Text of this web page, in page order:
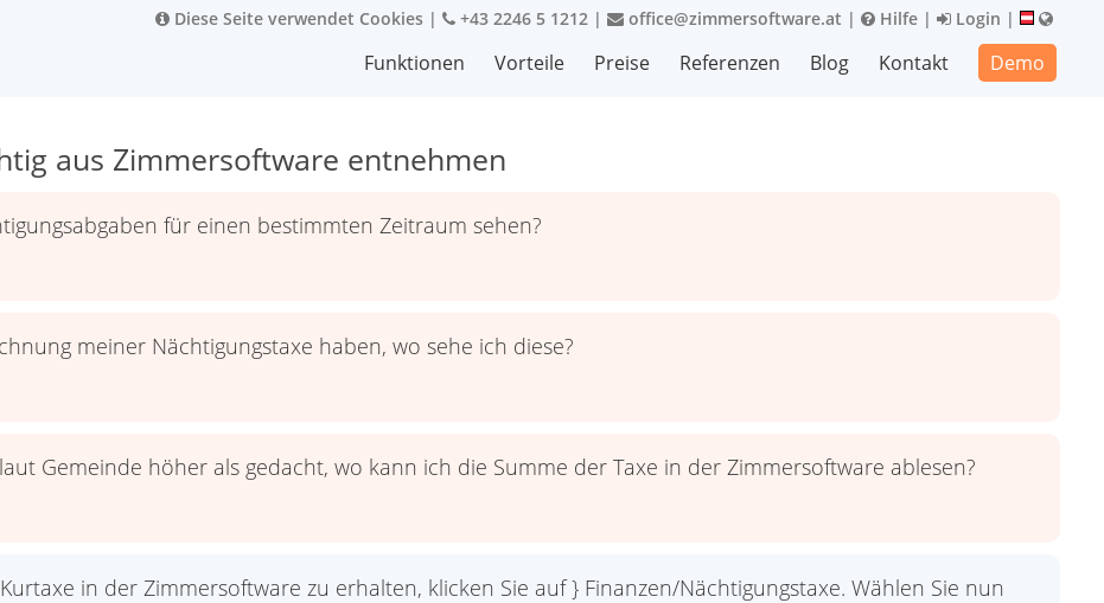
Diese Seite verwendet Cookies | +43 2246 5 1212 | office@zimmersoftware.at | Hilfe | Login |
Funktionen Vorteile Preise Referenzen Blog Kontakt Demo
aus Zimmersoftware entnehmen
für einen bestimmten Zeitraum sehen?
meiner Nächtigungstaxe haben, wo sehe ich diese?
Gemeinde höher als gedacht, wo kann ich die Summe der Taxe in der Zimmersoftware ablesen?
in der Zimmersoftware zu erhalten, klicken Sie auf } Finanzen/Nächtigungstaxe. Wählen Sie nun